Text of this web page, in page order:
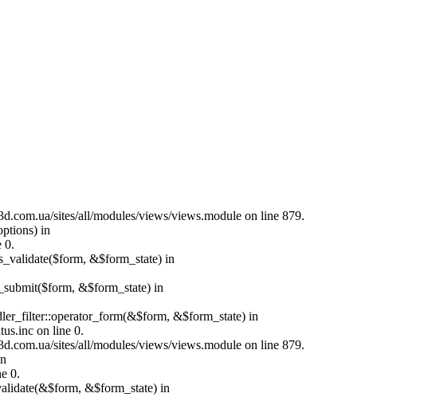
sites/all/modules/views/views.module on line 879.
in
0.
&$form_state) in
&$form_state) in
&$form_state) in
on line 0.
sites/all/modules/views/views.module on line 879.
0.
&$form_state) in